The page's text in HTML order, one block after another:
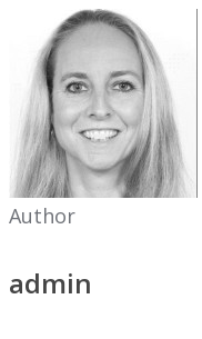
Author
admin